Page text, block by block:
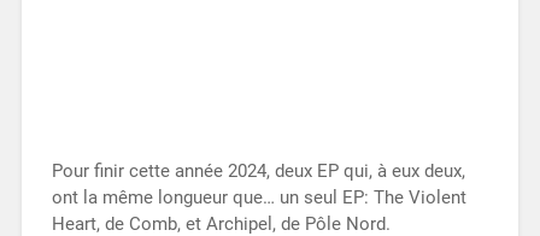
Pour finir cette année 2024, deux EP qui, à eux deux,
ont la même longueur que… un seul EP: The Violent
Heart, de Comb, et Archipel, de Pôle Nord.